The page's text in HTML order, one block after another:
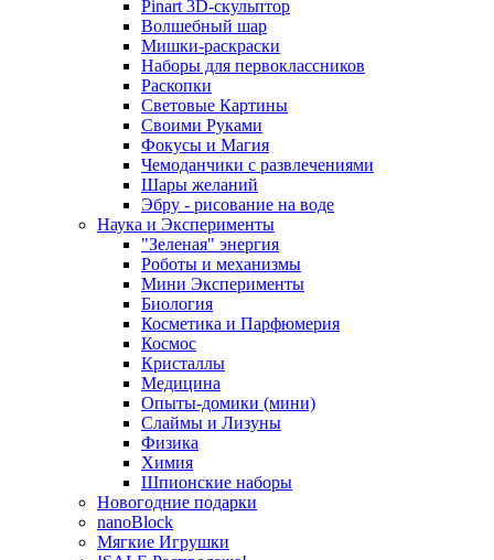
Pinart 3D-скульптор
Волшебный шар
Мишки-раскраски
Наборы для первоклассников
Раскопки
Световые Картины
Своими Руками
Фокусы и Магия
Чемоданчики с развлечениями
Шары желаний
Эбру - рисование на воде
Наука и Эксперименты
"Зеленая" энергия
Роботы и механизмы
Мини Эксперименты
Биология
Косметика и Парфюмерия
Космос
Кристаллы
Медицина
Опыты-домики (мини)
Слаймы и Лизуны
Физика
Химия
Шпионские наборы
Новогодние подарки
nanoBlock
Мягкие Игрушки